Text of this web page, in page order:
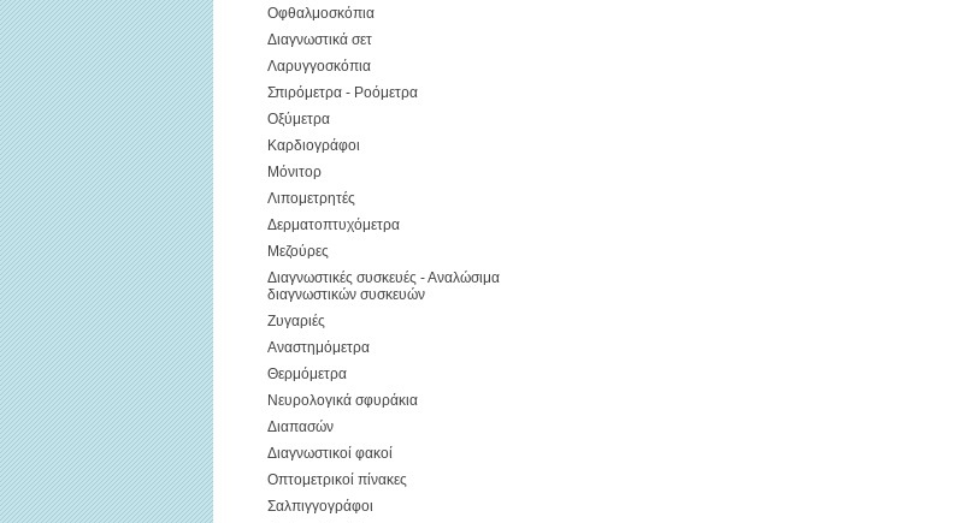
Οφθαλμοσκόπια
Διαγνωστικά σετ
Λαρυγγοσκόπια
Σπιρόμετρα - Ροόμετρα
Οξύμετρα
Καρδιογράφοι
Μόνιτορ
Λιπομετρητές
Δερματοπτυχόμετρα
Μεζούρες
Διαγνωστικές συσκευές - Αναλώσιμα
διαγνωστικών συσκευών
Ζυγαριές
Αναστημόμετρα
Θερμόμετρα
Νευρολογικά σφυράκια
Διαπασών
Διαγνωστικοί φακοί
Οπτομετρικοί πίνακες
Σαλπιγγογράφοι